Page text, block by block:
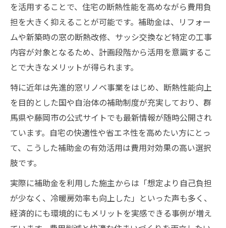
を活用することで、住宅の断熱性能を高めながら費用負
担を大きく抑えることが可能です。補助金は、リフォー
ムや新築時の窓の断熱改修、サッシ交換など特定の工事
内容が対象となるため、計画段階から活用を意識するこ
とで大きなメリットが得られます。
特に近年は先進的窓リノベ事業をはじめ、断熱性能向上
を目的とした国や自治体の補助制度が充実しており、群
馬県や藤岡市の公式サイトでも最新情報が随時公開され
ています。自宅の快適性や省エネ性を高めたい方にとっ
て、こうした補助金の有効活用は費用対効果の高い選択
肢です。
実際に補助金を利用した施主からは「想定より自己負担
が少なく、冷暖房効率も向上した」といった声も多く、
経済的にも環境的にもメリットを実感できる事例が増え